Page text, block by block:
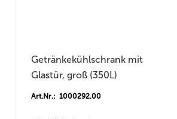
Getränkekühlschrank mit
Glastür, groß (350L)
Art.Nr.: 1000292.00